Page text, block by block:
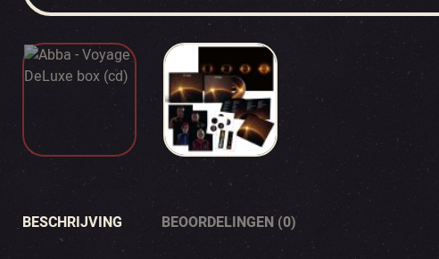
BESCHRIJVING BEOORDELINGEN (0)